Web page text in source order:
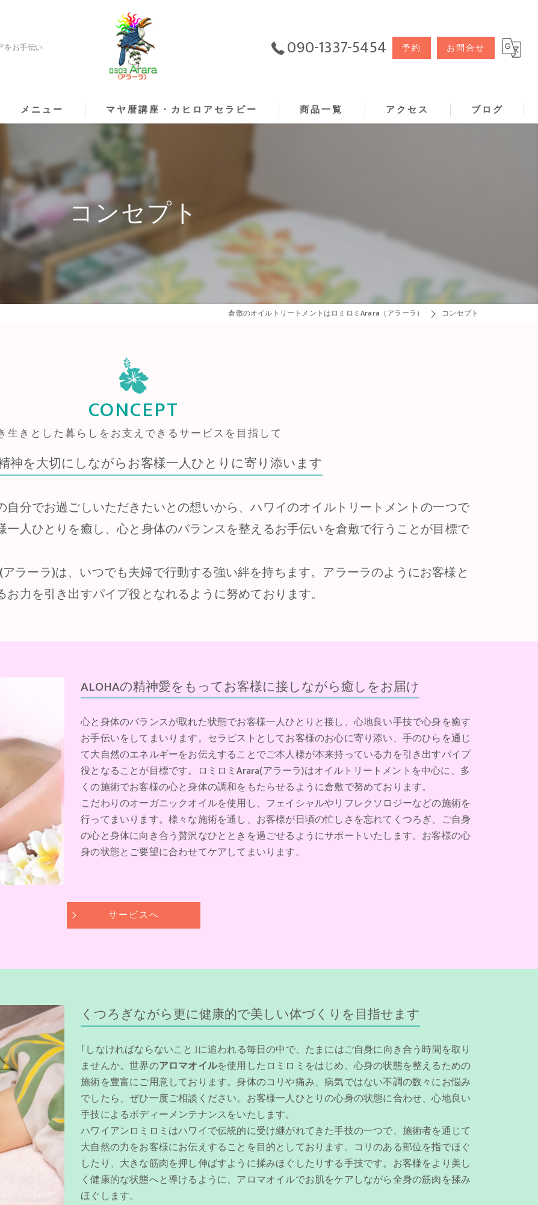
をお手伝い 090-1337-5454 予約 お問合せ
メニュー マヤ暦講座・カヒロアセラピー 商品一覧 アクセス ブログ
コンセプト
倉敷のオイルトリートメントはロミロミArara（アラーラ） コンセプト
生きとした暮らしをお支えできるサービスを目指して
CONCEPT
神を大切にしながらお客様一人ひとりに寄り添います
分でお過ごしいただきたいとの想いから、ハワイのオイルトリートメントの一つで
人ひとりを癒し、心と身体のバランスを整えるお手伝いを倉敷で行うことが目標で
ラーラ)は、いつでも夫婦で行動する強い絆を持ちます。アラーラのようにお客様と
力を引き出すパイプ役となれるように努めております。
ALOHAの精神愛をもってお客様に接しながら癒しをお届け
心と身体のバランスが取れた状態でお客様一人ひとりと接し、心地良い手技で心身を癒す
お手伝いをしてまいります。セラピストとしてお客様のお心に寄り添い、手のひらを通じ
て大自然のエネルギーをお伝えすることでご本人様が本来持っている力を引き出すパイプ
役となることが目標です。ロミロミArara(アラーラ)はオイルトリートメントを中心に、多
くの施術でお客様の心と身体の調和をもたらせるように倉敷で努めております。
こだわりのオーガニックオイルを使用し、フェイシャルやリフレクソロジーなどの施術を
行ってまいります。様々な施術を通し、お客様が日頃の忙しさを忘れてくつろぎ、ご自身
の心と身体に向き合う贅沢なひとときを過ごせるようにサポートいたします。お客様の心
身の状態とご要望に合わせてケアしてまいります。
サービスへ
くつろぎながら更に健康的で美しい体づくりを目指せます
｢しなければならないこと｣に追われる毎日の中で、たまにはご自身に向き合う時間を取り
ませんか。世界のアロマオイルを使用したロミロミをはじめ、心身の状態を整えるための
施術を豊富にご用意しております。身体のコリや痛み、病気ではない不調の数々にお悩み
でしたら、ぜひ一度ご相談ください。お客様一人ひとりの心身の状態に合わせ、心地良い
手技によるボディーメンテナンスをいたします。
ハワイアンロミロミはハワイで伝統的に受け継がれてきた手技の一つで、施術者を通じて
大自然の力をお客様にお伝えすることを目的としております。コリのある部位を指でほぐ
したり、大きな筋肉を押し伸ばすように揉みほぐしたりする手技です。お客様をより美し
く健康的な状態へと導けるように、アロマオイルでお肌をケアしながら全身の筋肉を揉み
ほぐします。